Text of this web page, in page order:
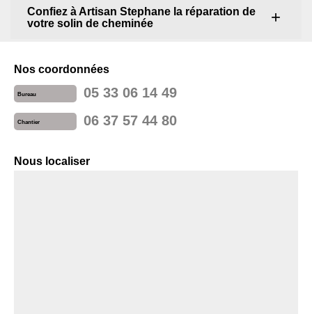
Confiez à Artisan Stephane la réparation de
votre solin de cheminée
Nos coordonnées
Bureau 05 33 06 14 49
Chantier 06 37 57 44 80
Nous localiser